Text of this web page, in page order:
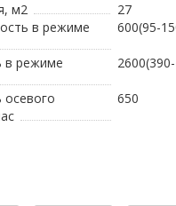
м2
27
в режиме
600(95-
в режиме
осевого
650